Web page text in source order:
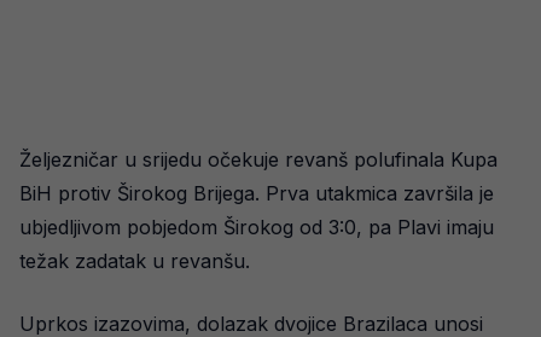
Željezničar u srijedu očekuje revanš polufinala Kupa
BiH protiv Širokog Brijega. Prva utakmica završila je
ubjedljivom pobjedom Širokog od 3:0, pa Plavi imaju
težak zadatak u revanšu.
Uprkos izazovima, dolazak dvojice Brazilaca unosi